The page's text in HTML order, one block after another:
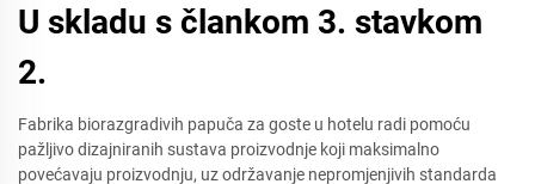
U skladu s člankom 3. stavkom
2.
Fabrika biorazgradivih papuča za goste u hotelu radi pomoću
pažljivo dizajniranih sustava proizvodnje koji maksimalno
povećavaju proizvodnju, uz održavanje nepromjenjivih standarda